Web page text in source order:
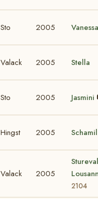
Sto 2005 Vanessa
Valack 2005 Stella
Sto 2005 Jasmini
Hingst 2005
Valack 2005
2104